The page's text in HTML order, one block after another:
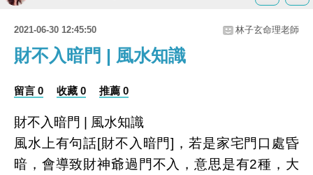
2021-06-30 12:45:50 林子玄命理老師
財不入暗門 | 風水知識
留言 0 收藏 0 推薦 0
財不入暗門 | 風水知識
風水上有句話[財不入暗門]，若是家宅門口處昏
暗，會導致財神爺過門不入，意思是有2種，大